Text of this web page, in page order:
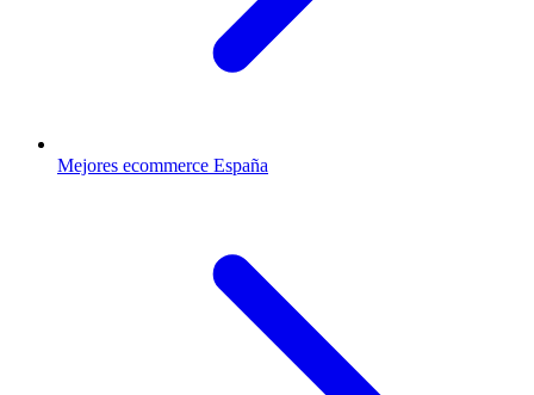
Mejores ecommerce España